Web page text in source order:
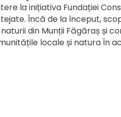
la inițiativa Fundației
Încă de la început,
din Munții Făgăraș și
locale și natura În